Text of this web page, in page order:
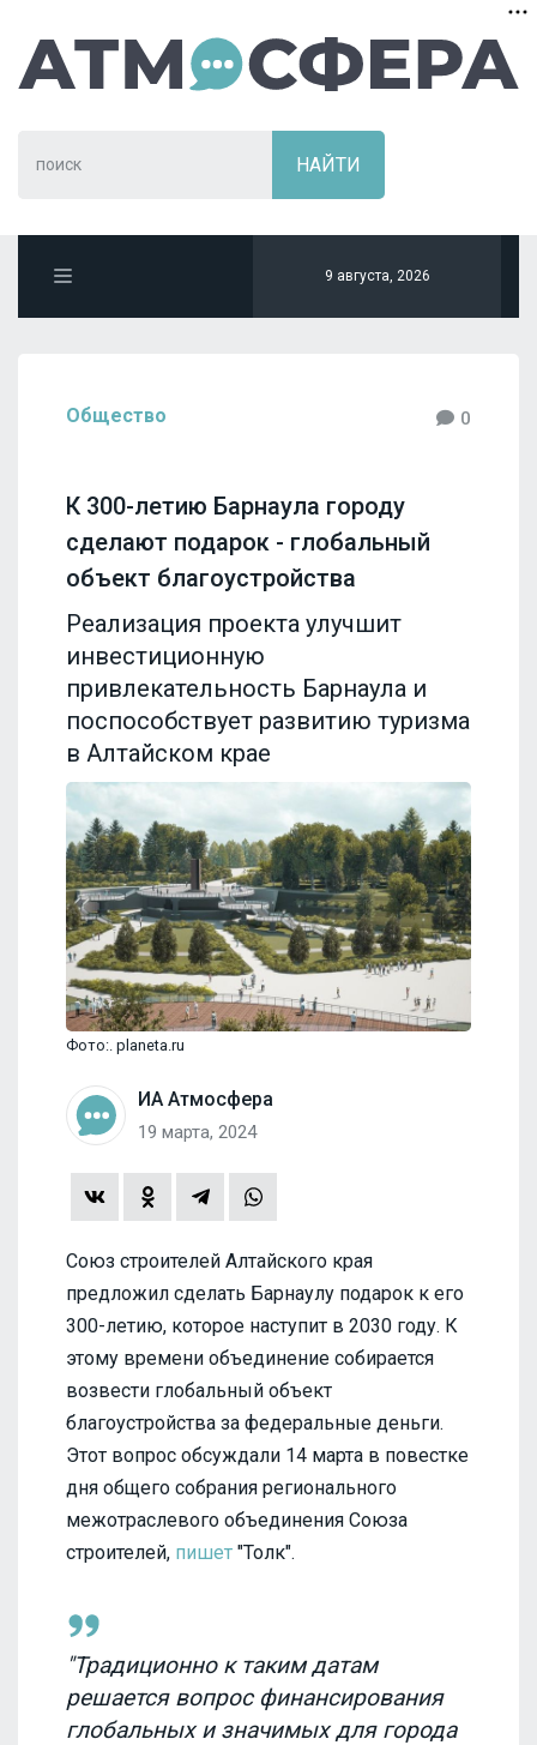
9 августа, 2026
Общество 0
К 300-летию Барнаула городу
сделают подарок - глобальный
объект благоустройства
Реализация проекта улучшит
инвестиционную
привлекательность Барнаула и
поспособствует развитию туризма
в Алтайском крае
Фото:. planeta.ru
ИА Атмосфера
19 марта, 2024
Союз строителей Алтайского края
предложил сделать Барнаулу подарок к его
300-летию, которое наступит в 2030 году. К
этому времени объединение собирается
возвести глобальный объект
благоустройства за федеральные деньги.
Этот вопрос обсуждали 14 марта в повестке
дня общего собрания регионального
межотраслевого объединения Союза
строителей, пишет "Толк".
"Традиционно к таким датам
решается вопрос финансирования
глобальных и значимых для города